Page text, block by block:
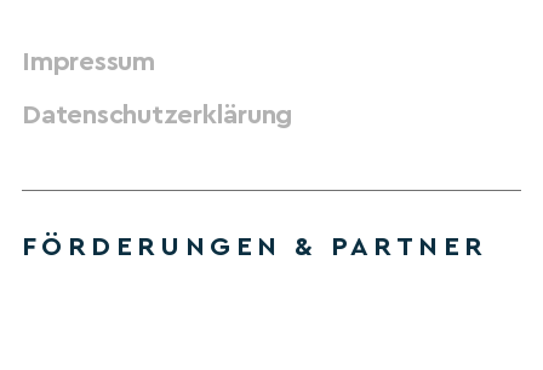
Impressum
Datenschutzerklärung
FÖRDERUNGEN & PARTNER